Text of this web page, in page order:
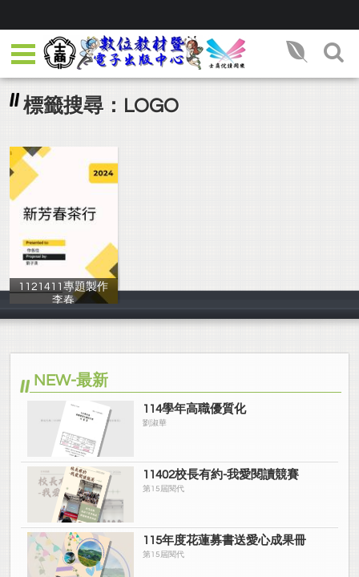
標籤搜尋：LOGO
1121411專題製作
李春
劉子漢
NEW-最新
114學年高職優質化
劉淑華
11402校長有約-我愛閱讀競賽
第15屆閱代
115年度花蓮募書送愛心成果冊
第15屆閱代